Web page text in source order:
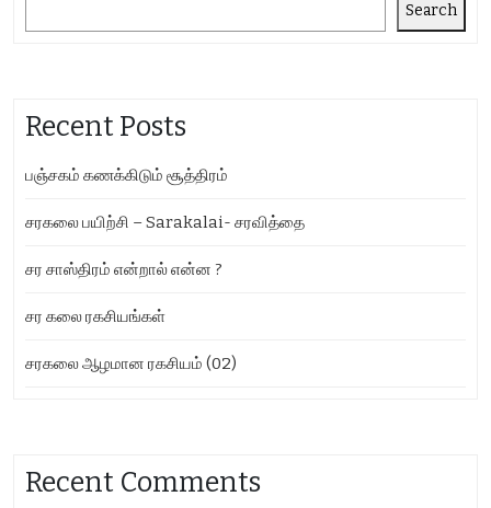
Search
Recent Posts
பஞ்சகம் கணக்கிடும் சூத்திரம்
சரகலை பயிற்சி – Sarakalai- சரவித்தை
சர சாஸ்திரம் என்றால் என்ன ?
சர கலை ரகசியங்கள்
சரகலை ஆழமான ரகசியம் (02)
Recent Comments